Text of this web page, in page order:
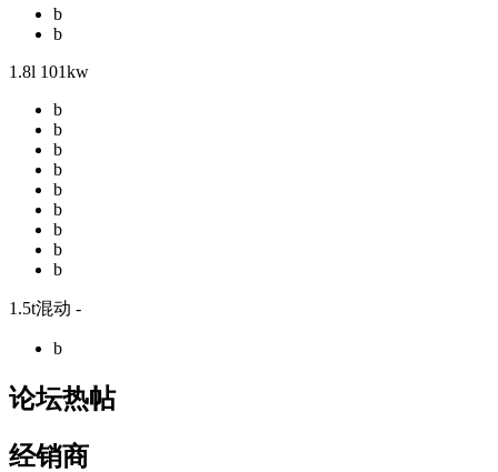
b
b
1.8l 101kw
b
b
b
b
b
b
b
b
b
1.5t混动 -
b
论坛热帖
经销商